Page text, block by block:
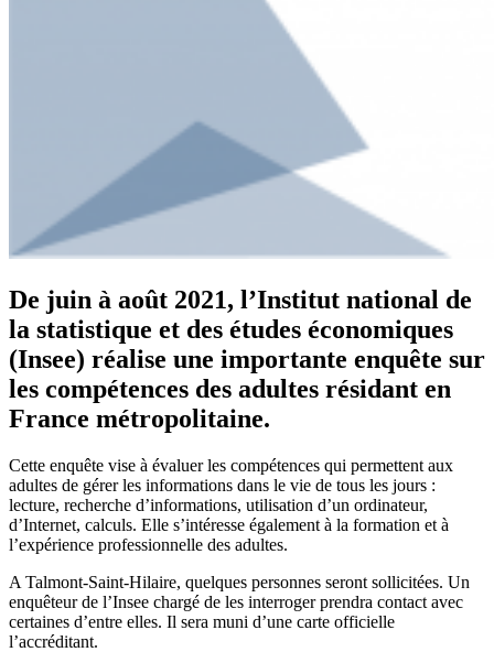
De juin à août 2021, l’Institut national de
la statistique et des études économiques
(Insee) réalise une importante enquête sur
les compétences des adultes résidant en
France métropolitaine.
Cette enquête vise à évaluer les compétences qui permettent aux
adultes de gérer les informations dans le vie de tous les jours :
lecture, recherche d’informations, utilisation d’un ordinateur,
d’Internet, calculs. Elle s’intéresse également à la formation et à
l’expérience professionnelle des adultes.
A Talmont-Saint-Hilaire, quelques personnes seront sollicitées. Un
enquêteur de l’Insee chargé de les interroger prendra contact avec
certaines d’entre elles. Il sera muni d’une carte officielle
l’accréditant.